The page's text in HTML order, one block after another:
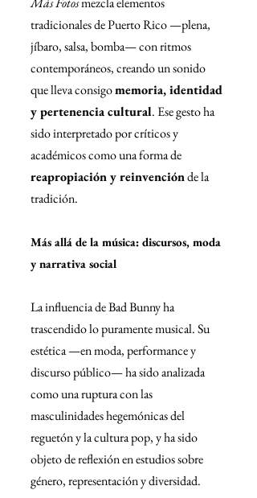
tradicionales de Puerto Rico —plena,
jíbaro, salsa, bomba— con ritmos
contemporáneos, creando un sonido
que lleva consigo memoria, identidad
y pertenencia cultural. Ese gesto ha
sido interpretado por críticos y
académicos como una forma de
reapropiación y reinvención de la
tradición.
Más allá de la música: discursos, moda
y narrativa social
La influencia de Bad Bunny ha
trascendido lo puramente musical. Su
estética —en moda, performance y
discurso público— ha sido analizada
como una ruptura con las
masculinidades hegemónicas del
reguetón y la cultura pop, y ha sido
objeto de reflexión en estudios sobre
género, representación y diversidad.